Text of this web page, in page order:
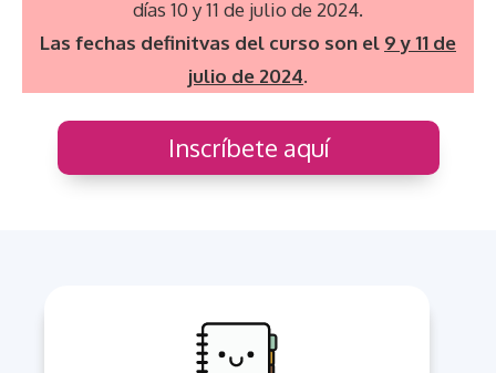
días 10 y 11 de julio de 2024.
Las fechas definitvas del curso son el 9 y 11 de
julio de 2024.
Inscríbete aquí